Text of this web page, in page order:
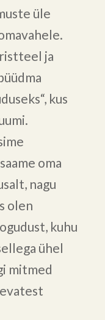
üle
ja
kus
oma
nagu
olen
kuhu
ühel
mitmed